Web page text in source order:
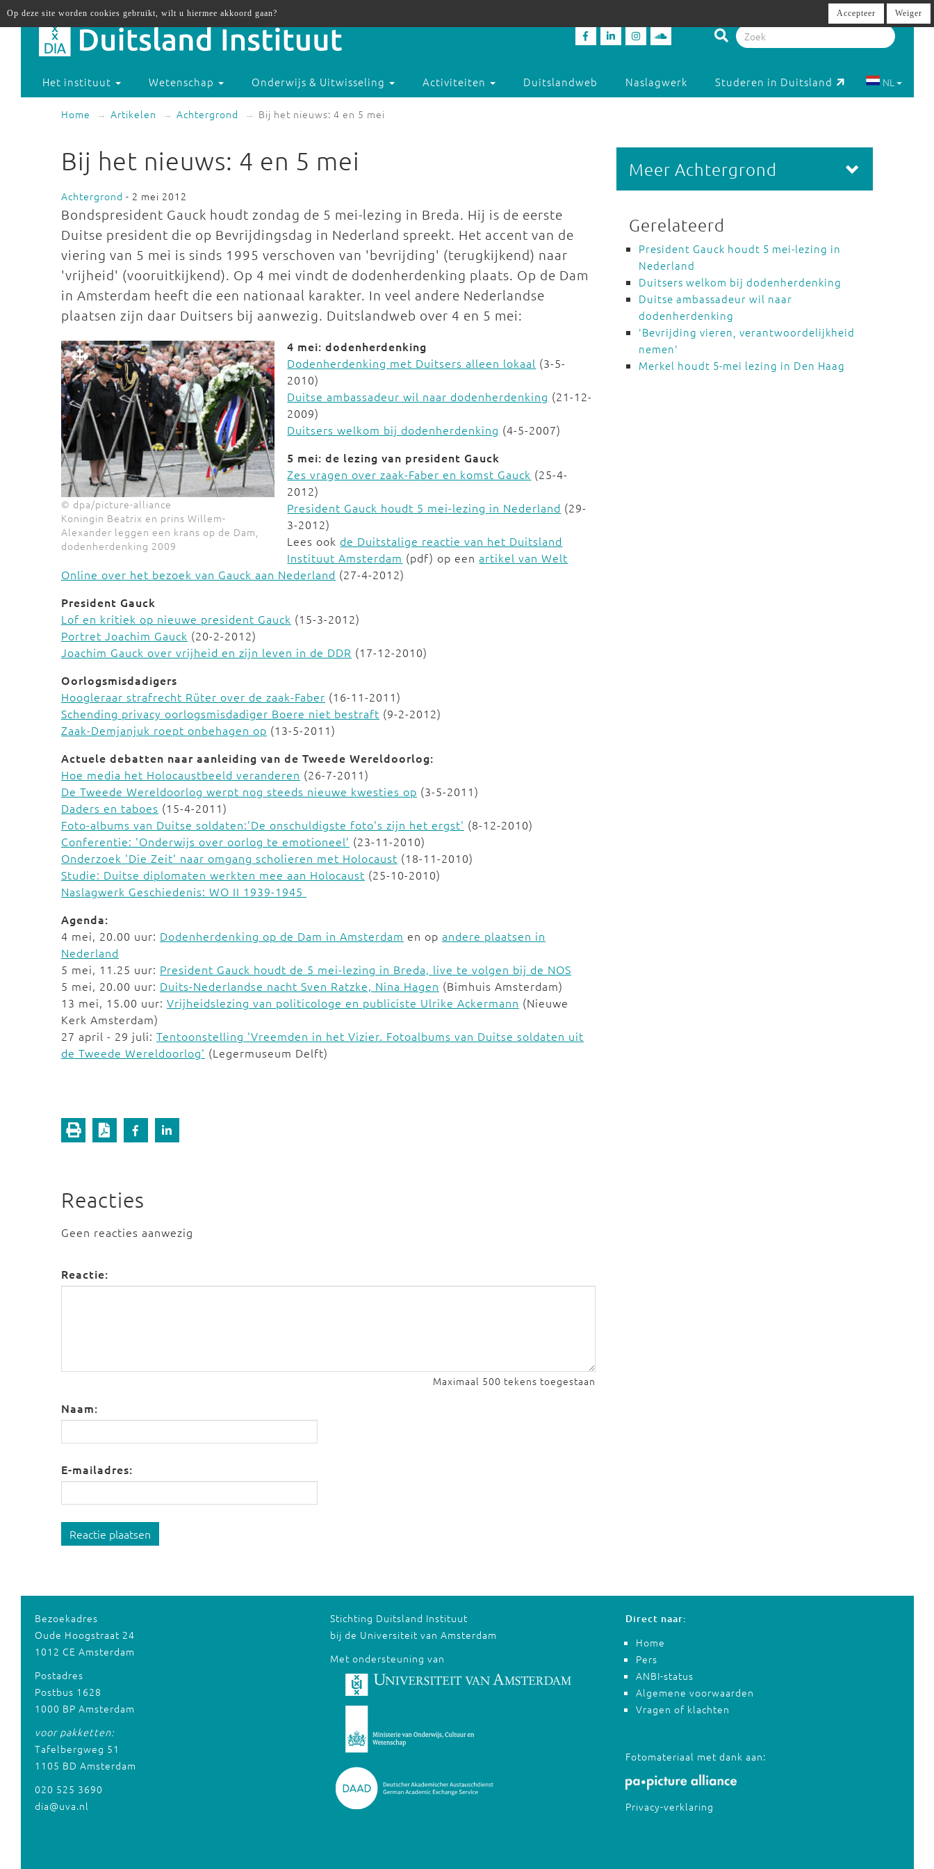
Het instituut Wetenschap Onderwijs & Uitwisseling Activiteiten Duitslandweb Naslagwerk Studeren in Duitsland NL
Home Artikelen Achtergrond Bij het nieuws: 4 en 5 mei
Bij het nieuws: 4 en 5 mei
Achtergrond - 2 mei 2012
Bondspresident Gauck houdt zondag de 5 mei-lezing in Breda. Hij is de eerste
Duitse president die op Bevrijdingsdag in Nederland spreekt. Het accent van de
viering van 5 mei is sinds 1995 verschoven van 'bevrijding' (terugkijkend) naar
'vrijheid' (vooruitkijkend). Op 4 mei vindt de dodenherdenking plaats. Op de Dam
in Amsterdam heeft die een nationaal karakter. In veel andere Nederlandse
plaatsen zijn daar Duitsers bij aanwezig. Duitslandweb over 4 en 5 mei:
© dpa/picture-alliance
Koningin Beatrix en prins Willem-
Alexander leggen een krans op de Dam,
dodenherdenking 2009
4 mei: dodenherdenking
Dodenherdenking met Duitsers alleen lokaal (3-5-
2010)
Duitse ambassadeur wil naar dodenherdenking (21-12-
2009)
Duitsers welkom bij dodenherdenking (4-5-2007)
5 mei: de lezing van president Gauck
Zes vragen over zaak-Faber en komst Gauck (25-4-
2012)
President Gauck houdt 5 mei-lezing in Nederland (29-
3-2012)
Lees ook de Duitstalige reactie van het Duitsland
Instituut Amsterdam (pdf) op eenartikel van Welt
Online over het bezoek van Gauck aan Nederland (27-4-2012)
President Gauck
Lof en kritiek op nieuwe president Gauck (15-3-2012)
Portret Joachim Gauck (20-2-2012)
Joachim Gauck over vrijheid en zijn leven in de DDR (17-12-2010)
Oorlogsmisdadigers
Hoogleraar strafrecht Rüter over de zaak-Faber (16-11-2011)
Schending privacy oorlogsmisdadiger Boere niet bestraft (9-2-2012)
Zaak-Demjanjuk roept onbehagen op (13-5-2011)
Actuele debatten naar aanleiding van de Tweede Wereldoorlog:
Hoe media het Holocaustbeeld veranderen (26-7-2011)
De Tweede Wereldoorlog werpt nog steeds nieuwe kwesties op (3-5-2011)
Daders en taboes (15-4-2011)
Foto-albums van Duitse soldaten:'De onschuldigste foto's zijn het ergst' (8-12-2010)
Conferentie: 'Onderwijs over oorlog te emotioneel’ (23-11-2010)
Onderzoek 'Die Zeit' naar omgang scholieren met Holocaust (18-11-2010)
Studie: Duitse diplomaten werkten mee aan Holocaust (25-10-2010)
Naslagwerk Geschiedenis: WO II 1939-1945
Agenda:
4 mei, 20.00 uur: Dodenherdenking op de Dam in Amsterdam en op andere plaatsen in
Nederland
5 mei, 11.25 uur: President Gauck houdt de 5 mei-lezing in Breda, live te volgen bij de NOS
5 mei, 20.00 uur: Duits-Nederlandse nacht Sven Ratzke, Nina Hagen (Bimhuis Amsterdam)
13 mei, 15.00 uur: Vrijheidslezing van politicologe en publiciste Ulrike Ackermann (Nieuwe
Kerk Amsterdam)
27 april - 29 juli: Tentoonstelling 'Vreemden in het Vizier. Fotoalbums van Duitse soldaten uit
de Tweede Wereldoorlog' (Legermuseum Delft)
Reacties
Geen reacties aanwezig
Reactie:
Maximaal 500 tekens toegestaan
Naam:
E-mailadres:
Reactie plaatsen
Meer Achtergrond
Gerelateerd
President Gauck houdt 5 mei-lezing in
Nederland
Duitsers welkom bij dodenherdenking
Duitse ambassadeur wil naar
dodenherdenking
'Bevrijding vieren, verantwoordelijkheid
nemen'
Merkel houdt 5-mei lezing in Den Haag
Bezoekadres
Oude Hoogstraat 24
1012 CE Amsterdam
Postadres
Postbus 1628
1000 BP Amsterdam
voor pakketten:
Tafelbergweg 51
1105 BD Amsterdam
020 525 3690
dia@uva.nl
Stichting Duitsland Instituut
bij de Universiteit van Amsterdam
Met ondersteuning van
Direct naar:
Home
Pers
ANBI-status
Algemene voorwaarden
Vragen of klachten
Fotomateriaal met dank aan:
Privacy-verklaring
Op deze site worden cookies gebruikt, wilt u hiermee akkoord gaan? Accepteer Weiger